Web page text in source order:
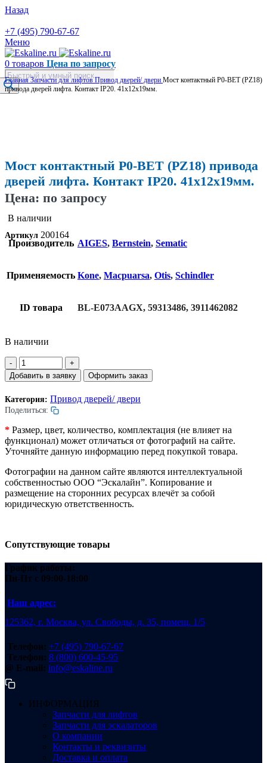
Назад
+7 (495) 790-67-67
Меню
0 товаров Цена по запросу
Поиск
товаров
ГлавнаяЗапчасти для лифтовПривод дверей/ двери Мост контактный P0-BET (PZ18)
привода дверей лифта. Контакт IP20. 41х12х19мм.
Мост контактный P0-BET (PZ18) привода
дверей лифта. Контакт IP20. 41х12х19мм.
Цена: по запросу
В наличии
Артикул 200164
Производитель AIGES, Bernstein, Sematic
Применяемость Kone, Macpuarsa, Otis, Schindler
ID товара BL-E073AAGX, 59313486, 3911462082
В наличии
Количество
товара
Мост
контактный
P0-
BET
привода
дверей
лифта.
Контакт
IP20.
41х12х19мм.
Добавить в заявку Оформить заказ
Категория: Привод дверей/ двери
Поделиться:
* Размер, цвет, количество, комплектация (не влияет на
функционал) может отличаться от фотографий на сайте.
Уточняйте данную информацию перед покупкой товара.
Фотографии на данном сайте являются интеллектуальной
собственностью ООО “Эскалайн”. Копирование и
размещение на сторонних ресурсах влечёт за собой
юридическую ответственность.
Сопутствующие товары
График работы:
Пн-Пт с 09:00-18:00
Наш адрес:
125362, г. Москва, ул. Свободы, д. 35, помещ. 1/5
Телефон: +7 (495) 790-67-67
Телефон: 8 (800) 600-45-95
@ E-mail: info@eskaline.ru
ИНФОРМАЦИЯ
Запчасти для лифтов
Запчасти для эскалаторов
О компании
Контакты и реквизиты
Доставка и оплата